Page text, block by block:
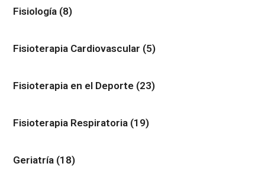
Fisiología (8)
Fisioterapia Cardiovascular (5)
Fisioterapia en el Deporte (23)
Fisioterapia Respiratoria (19)
Geriatría (18)